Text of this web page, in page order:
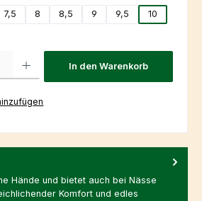
7,5 8 8,5 9 9,5
10
gewünschten Wert ein oder benutze die
In den Warenkorb
Hände und bietet auch bei Nässe
Komfort und edles